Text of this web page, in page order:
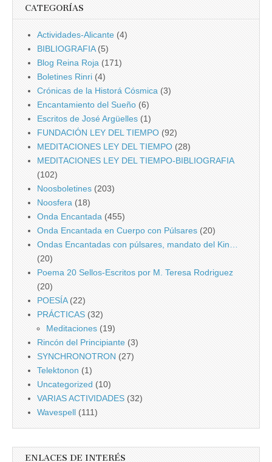
CATEGORÍAS
Actividades-Alicante (4)
BIBLIOGRAFIA(5)
Blog Reina Roja (171)
Boletines Rinri (4)
Crónicas de la Historá Cósmica (3)
Encantamiento del Sueño (6)
Escritos de José Argüelles (1)
FUNDACIÓN LEY DEL TIEMPO (92)
MEDITACIONES LEY DEL TIEMPO (28)
MEDITACIONES LEY DEL TIEMPO-BIBLIOGRAFIA
(102)
Noosboletines (203)
Noosfera (18)
Onda Encantada (455)
Onda Encantada en Cuerpo con Púlsares (20)
Ondas Encantadas con púlsares, mandato del Kin…
(20)
Poema 20 Sellos-Escritos por M. Teresa Rodriguez
(20)
POESÍA(22)
PRÁCTICAS (32)
Meditaciones (19)
Rincón del Principiante (3)
SYNCHRONOTRON (27)
Telektonon (1)
Uncategorized (10)
VARIAS ACTIVIDADES (32)
Wavespell (111)
ENLACES DE INTERÉS